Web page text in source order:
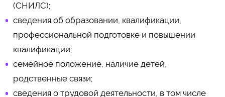
(СНИЛС);
сведения об образовании, квалификации,
профессиональной подготовке и повышении
квалификации;
семейное положение, наличие детей,
родственные связи;
сведения о трудовой деятельности, в том числе